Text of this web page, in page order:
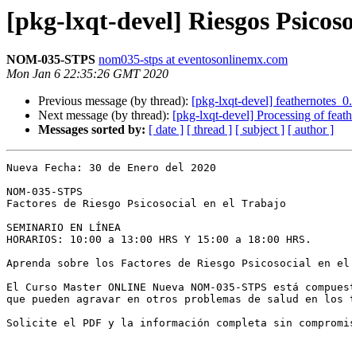
[pkg-lxqt-devel] Riesgos
NOM-035-STPS nom035-stps at eventosonlinemx.com
Mon Jan 6 22:35:26 GMT 2020
Previous message (by thread): [pkg-lxqt-devel]
Next message (by thread): [pkg-lxqt-devel] Processing of
Messages sorted by: [ date ] [ thread ] [ subject ] [ author ]
Nueva Fecha: 30 de Enero del 2020
NOM-035-STPS
Factores de Riesgo Psicosocial en el Trabajo
SEMINARIO EN LÍNEA
HORARIOS: 10:00 a 13:00 HRS Y 15:00 a 18:00 HRS.
Aprenda sobre los Factores de Riesgo Psicosocial en el
El Curso Master ONLINE Nueva NOM-035-STPS está
que pueden agravar en otros problemas de salud en
Solicite el PDF y la información completa sin